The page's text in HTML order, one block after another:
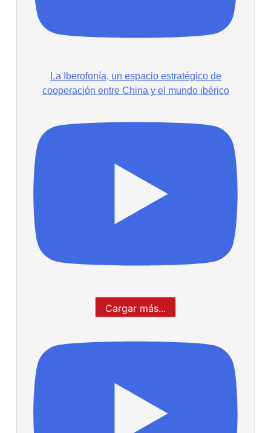
La Iberofonía, un espacio estratégico de
cooperación entre China y el mundo ibérico
Cargar más...